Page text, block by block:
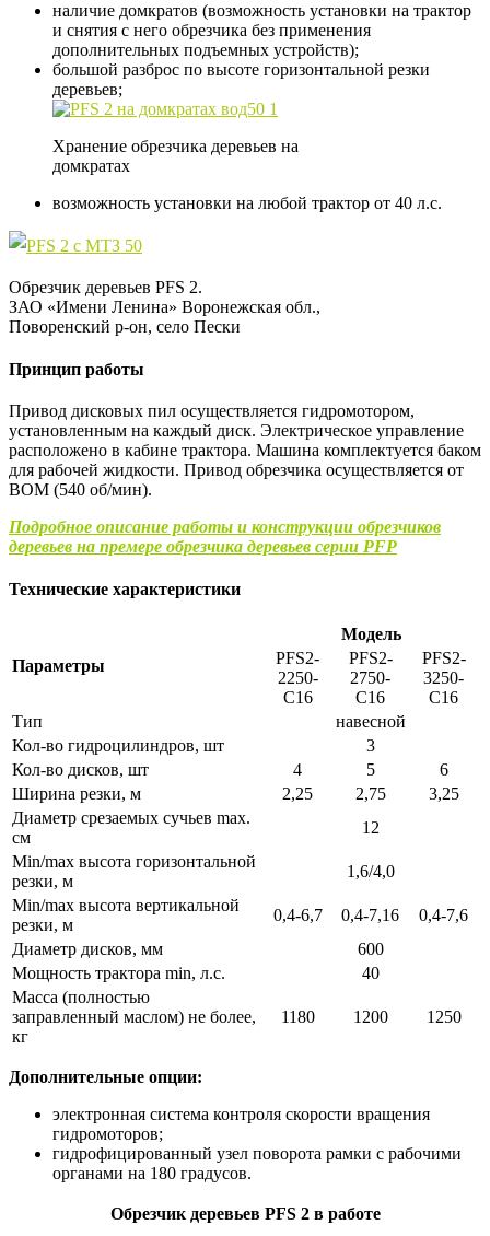
наличие домкратов (возможность установки на трактор
и снятия с него обрезчика без применения
дополнительных подъемных устройств);
большой разброс по высоте горизонтальной резки
деревьев;
Хранение обрезчика деревьев на
домкратах
возможность установки на любой трактор от 40 л.с.
Обрезчик деревьев PFS 2.
ЗАО «Имени Ленина» Воронежская обл.,
Поворенский р-он, село Пески
Принцип работы
Привод дисковых пил осуществляется гидромотором,
установленным на каждый диск. Электрическое управление
расположено в кабине трактора. Машина комплектуется баком
для рабочей жидкости. Привод обрезчика осуществляется от
ВОМ (540 об/мин).
Подробное описание работы и конструкции обрезчиков
деревьев на премере обрезчика деревьев серии PFP
Технические характеристики
Параметры
Модель
PFS2-
2250-
C16
PFS2-
2750-
C16
PFS2-
3250-
C16
Тип
навесной
Кол-во гидроцилиндров, шт
3
Кол-во дисков, шт
4 5
6
Ширина резки, м
2,25 2,75
3,25
Диаметр срезаемых сучьев max.
см
12
Min/max высота горизонтальной
резки, м
1,6/4,0
Min/max высота вертикальной
резки, м
0,4-6,7 0,4-7,16
0,4-7,6
Диаметр дисков, мм
600
Мощность трактора min, л.с.
40
Масса (полностью
заправленный маслом) не более,
кг
1180 1200 1250
Дополнительные опции:
электронная система контроля скорости вращения
гидромоторов;
гидрофицированный узел поворота рамки с рабочими
органами на 180 градусов.
Обрезчик деревьев PFS 2 в работе